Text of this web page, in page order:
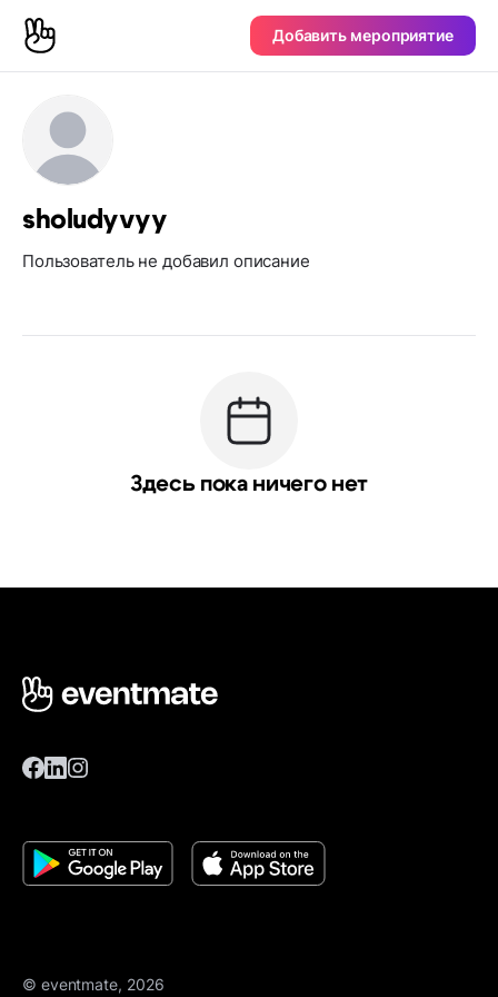
Добавить мероприятие
sholudyvyy
Пользователь не добавил описание
Здесь пока ничего нет
© eventmate, 2026